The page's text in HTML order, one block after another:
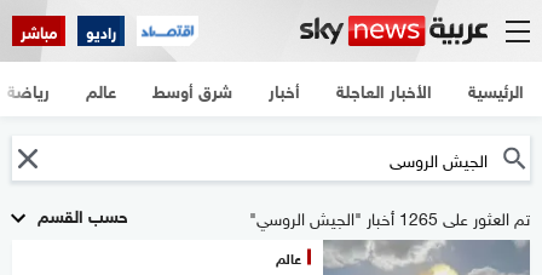
راديو مباشر
الرئيسية الأخبار العاجلة أخبار شرق أوسط عالم رياضة
حسب القسم تم العثور على 1265 أخبار "الجيش الروسي"
عالم